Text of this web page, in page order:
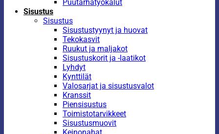
Puutarhatyökalut
Sisustus
Sisustus
Sisustustyynyt ja huovat
Tekokasvit
Ruukut ja maljakot
Sisustuskorit ja -laatikot
Lyhdyt
Kynttilät
Valosarjat ja sisustusvalot
Kranssit
Piensisustus
Toimistotarvikkeet
Sisustusmuovit